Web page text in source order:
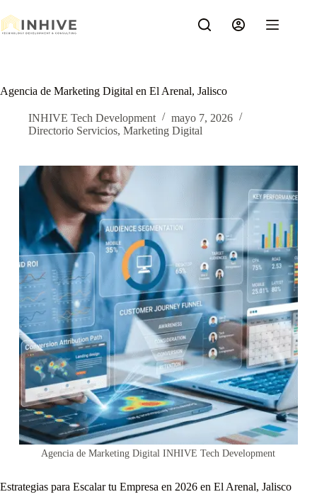
al
contenido
Agencia de Marketing Digital en El Arenal, Jalisco
INHIVE Tech Development
mayo 7, 2026
Directorio Servicios, Marketing Digital
Agencia de Marketing Digital INHIVE Tech Development
Estrategias para Escalar tu Empresa en 2026 en El Arenal, Jalisco